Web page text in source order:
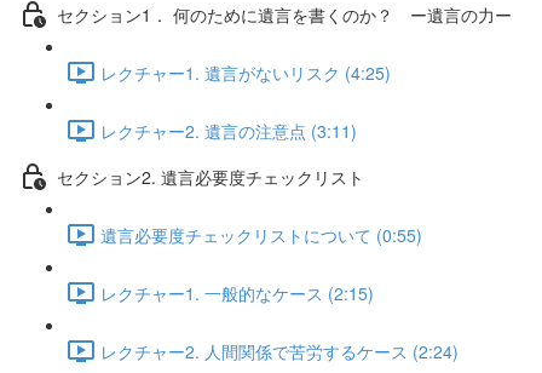
セクション1． 何のために遺言を書くのか？ ー遺言の力ー
レクチャー1. 遺言がないリスク (4:25)
レクチャー2. 遺言の注意点 (3:11)
セクション2. 遺言必要度チェックリスト
遺言必要度チェックリストについて (0:55)
レクチャー1. 一般的なケース (2:15)
レクチャー2. 人間関係で苦労するケース (2:24)